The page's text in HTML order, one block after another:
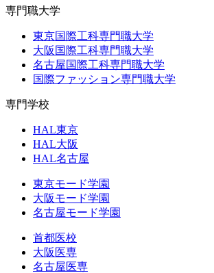
専門職大学
東京国際工科専門職大学
大阪国際工科専門職大学
名古屋国際工科専門職大学
国際ファッション専門職大学
専門学校
HAL東京
HAL大阪
HAL名古屋
東京モード学園
大阪モード学園
名古屋モード学園
首都医校
大阪医専
名古屋医専